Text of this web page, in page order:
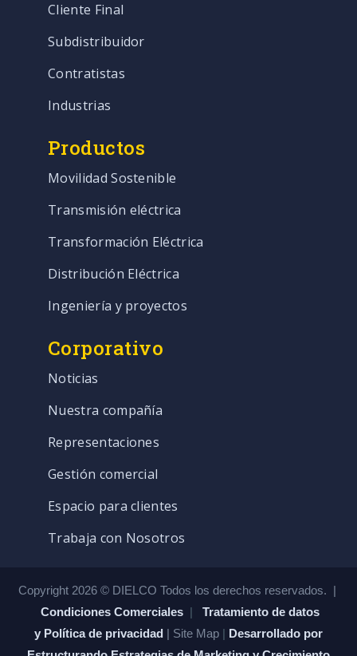
Cliente Final
Subdistribuidor
Contratistas
Industrias
Productos
Movilidad Sostenible
Transmisión eléctrica
Transformación Eléctrica
Distribución Eléctrica
Ingeniería y proyectos
Corporativo
Noticias
Nuestra compañía
Representaciones
Gestión comercial
Espacio para clientes
Trabaja con Nosotros
Copyright 2026 © DIELCO Todos los derechos reservados. |
Condiciones Comerciales | Tratamiento de datos
y Política de privacidad | Site Map | Desarrollado por